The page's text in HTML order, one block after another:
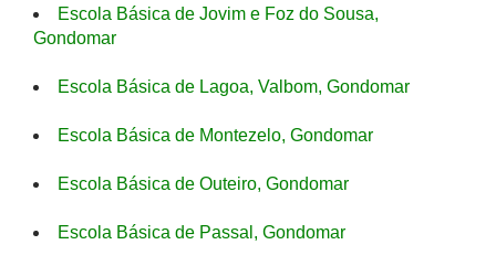
Escola Básica de Jovim e Foz do Sousa,
Gondomar
Escola Básica de Lagoa, Valbom, Gondomar
Escola Básica de Montezelo, Gondomar
Escola Básica de Outeiro, Gondomar
Escola Básica de Passal, Gondomar